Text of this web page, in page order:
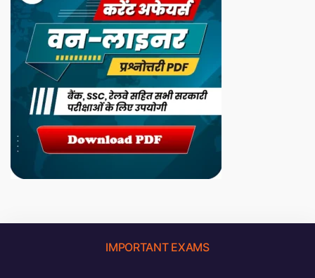
IMPORTANT EXAMS